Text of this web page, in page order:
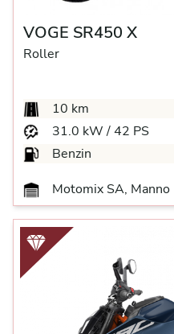
VOGE SR450 X
Roller
10 km
31.0 kW / 42 PS
Benzin
Motomix SA, Manno